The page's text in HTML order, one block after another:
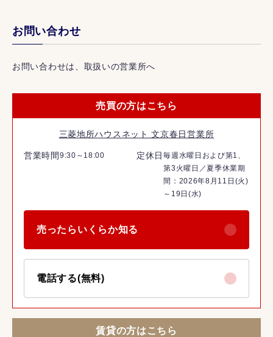
お問い合わせ
お問い合わせは、取扱いの営業所へ
売買の方はこちら
三菱地所ハウスネット 文京春日営業所
営業時間 9:30～18:00 定休日毎週水曜日および第1、
第3火曜日／夏季休業期
間：2026年8月11日(火)
～19日(水)
売ったらいくらか知る
電話する(無料)
賃貸の方はこちら